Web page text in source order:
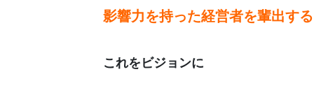
影響力を持った経営者を輩出する
これをビジョンに